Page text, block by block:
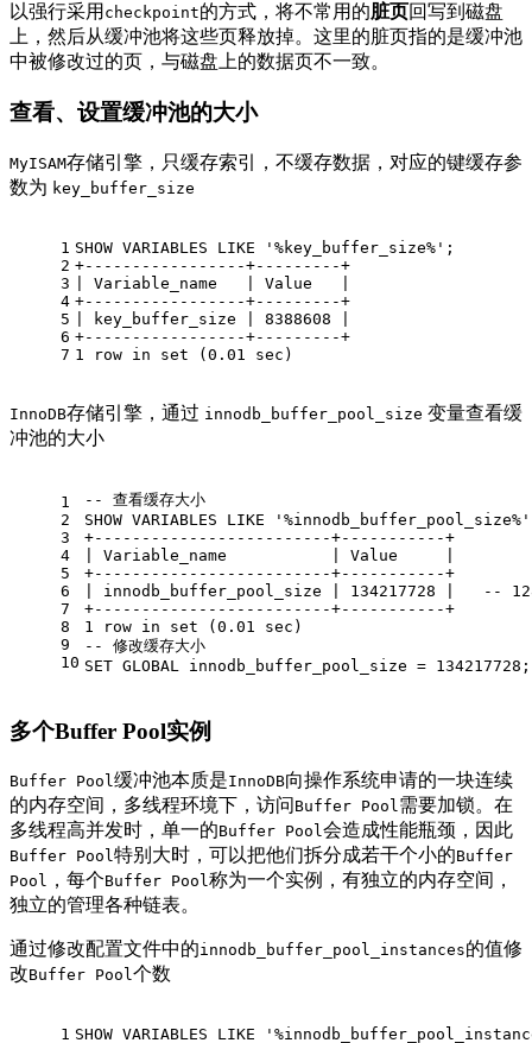
以强行采用 checkpoint的方式，将不常用的脏页回写到磁盘
上，然后从缓冲池将这些页释放掉。这里的脏页指的是缓冲池
中被修改过的页，与磁盘上的数据页不一致。
查看、设置缓冲池的大小
MyISAM存储引擎，只缓存索引，不缓存数据，对应的键缓存参
数为 key_buffer_size
1
2
3
4
5
6
7
SHOW VARIABLES LIKE '%key_buffer_size%' ;
+-----------------+---------+
Variable_name Value
+-----------------+---------+
key_buffer_size 8388608
+-----------------+---------+
1
row in set ( 0.01 sec)
InnoDB存储引擎，通过 innodb_buffer_pool_size 变量查看缓
冲池的大小
1
2
3
4
5
6
7
8
9
10
-- 查看缓存大小
SHOW VARIABLES LIKE '%innodb_buffer_pool_size%'
+-------------------------+-----------+
Variable_name Value
+-------------------------+-----------+
innodb_buffer_pool_size 134217728
--
+-------------------------+-----------+
1
row in set ( 0.01
sec)
-- 修改缓存大小
SET GLOBAL innodb_buffer_pool_size = 134217728 ;
多个Buffer Pool实例
Buffer Pool缓冲池本质是InnoDB向操作系统申请的一块连续
的内存空间，多线程环境下，访问 Buffer Pool需要加锁。在
多线程高并发时，单一的Buffer Pool会造成性能瓶颈，因此
Buffer Pool特别大时，可以把他们拆分成若干个小的Buffer
Pool ，每个Buffer Pool称为一个实例，有独立的内存空间，
独立的管理各种链表。
通过修改配置文件中的innodb_buffer_pool_instances的值修
改Buffer Pool个数
1 SHOW VARIABLES LIKE